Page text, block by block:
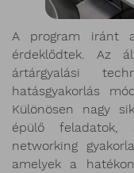
A program iránt
érdeklődtek. Az
ártárgyalási
hatásgyakorlás
Különösen nagy
épülő feladatok,
networking
amelyek a